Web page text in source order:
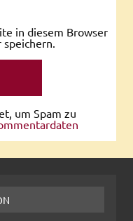
in diesem Browser
um Spam zu